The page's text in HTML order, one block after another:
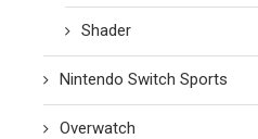
Shader
Nintendo Switch Sports
Overwatch